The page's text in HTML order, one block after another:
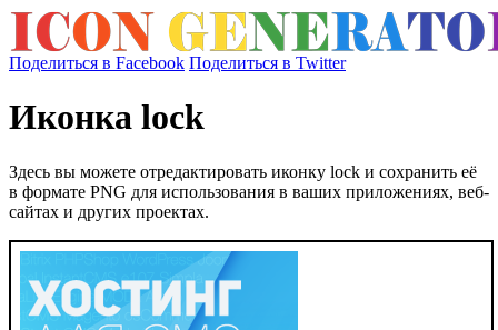
Поделиться в Facebook Поделиться в Twitter
Иконка lock
Здесь вы можете отредактировать иконку lock и сохранить её
в формате PNG для использования в ваших приложениях, веб-
сайтах и других проектах.